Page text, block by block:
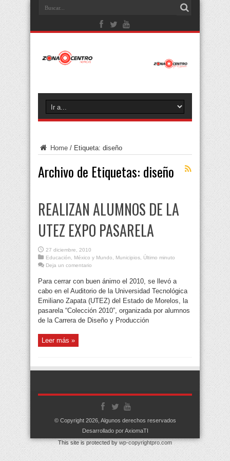
Home / Etiqueta: diseño
Archivo de Etiquetas: diseño
REALIZAN ALUMNOS DE LA
UTEZ EXPO PASARELA
27 diciembre, 2010
Educación, México y Mundo, Municipios, Último minuto
Deja un comentario
Para cerrar con buen ánimo el 2010, se llevó a
cabo en el Auditorio de la Universidad Tecnológica
Emiliano Zapata (UTEZ) del Estado de Morelos, la
pasarela “Colección 2010”, organizada por alumnos
de la Carrera de Diseño y Producción
Leer más »
© Copyright 2026, Algunos derechos reservados
Desarrollado por AxiomaTI
This site is protected by wp-copyrightpro.com